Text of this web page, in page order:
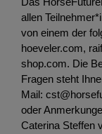
allen
von einem der
hoeveler.com,
shop.com. Die
Fragen steht
Mail:
oder
Caterina Steffen